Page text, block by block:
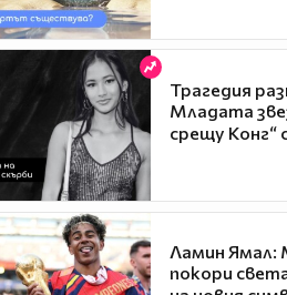
Трагедия
Младата
срещу Конг“
Ламин
покори